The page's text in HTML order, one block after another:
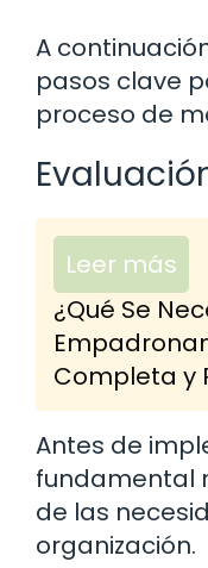
A
pasos clave
proceso de
Leer más
¿Qué Se
Completa y
Antes de
fundamental
de las
organización.